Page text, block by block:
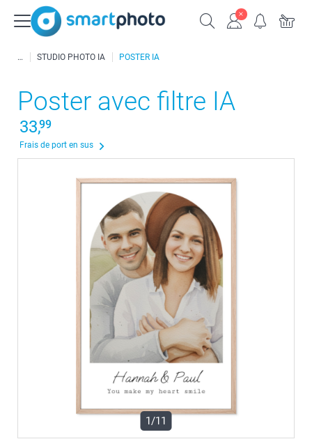
STUDIO PHOTO IA POSTER IA
Poster avec filtre IA
33,99
Frais de port en sus
1/11